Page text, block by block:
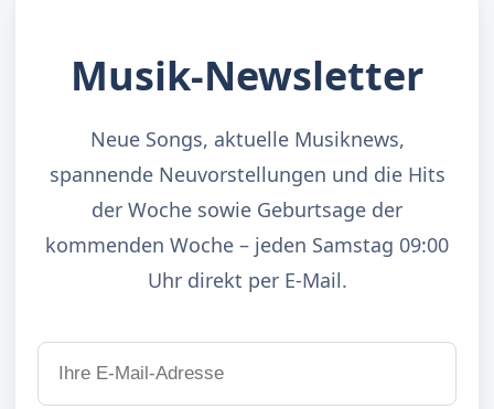
Musik-Newsletter
Neue Songs, aktuelle Musiknews,
spannende Neuvorstellungen und die Hits
der Woche sowie Geburtsage der
kommenden Woche – jeden Samstag 09:00
Uhr direkt per E-Mail.